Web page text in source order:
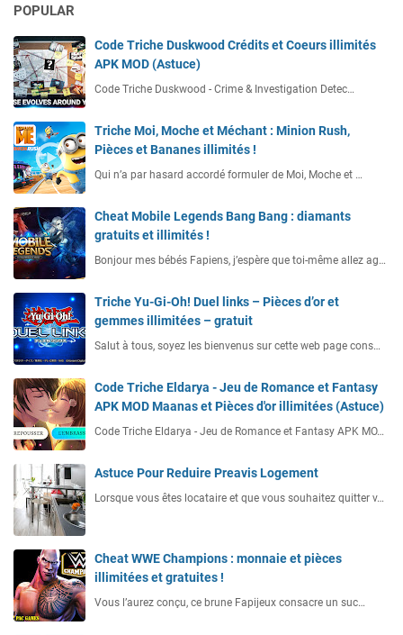
POPULAR
Code Triche Duskwood Crédits et Coeurs illimités
APK MOD (Astuce)
Code Triche Duskwood - Crime & Investigation Detec…
Triche Moi, Moche et Méchant : Minion Rush,
Pièces et Bananes illimités !
Qui n’a par hasard accordé formuler de Moi, Moche et …
Cheat Mobile Legends Bang Bang : diamants
gratuits et illimités !
Bonjour mes bébés Fapiens, j’espère que toi-même allez ag…
Triche Yu-Gi-Oh! Duel links – Pièces d’or et
gemmes illimitées – gratuit
Salut à tous, soyez les bienvenus sur cette web page cons…
Code Triche Eldarya - Jeu de Romance et Fantasy
APK MOD Maanas et Pièces d'or illimitées (Astuce)
Code Triche Eldarya - Jeu de Romance et Fantasy APK MO…
Astuce Pour Reduire Preavis Logement
Lorsque vous êtes locataire et que vous souhaitez quitter v…
Cheat WWE Champions : monnaie et pièces
illimitées et gratuites !
Vous l’aurez conçu, ce brune Fapijeux consacre un suc…